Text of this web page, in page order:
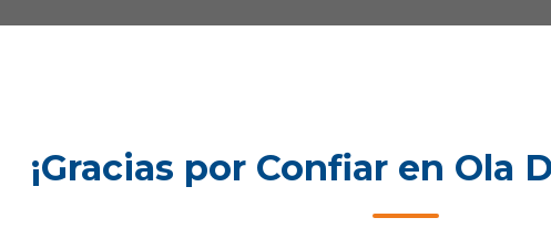
¡Gracias por Confiar en Ola